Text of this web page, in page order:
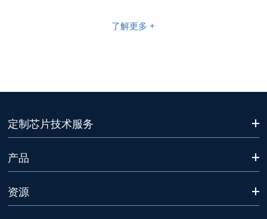
了解更多 +
定制芯片技术服务
产品
资源